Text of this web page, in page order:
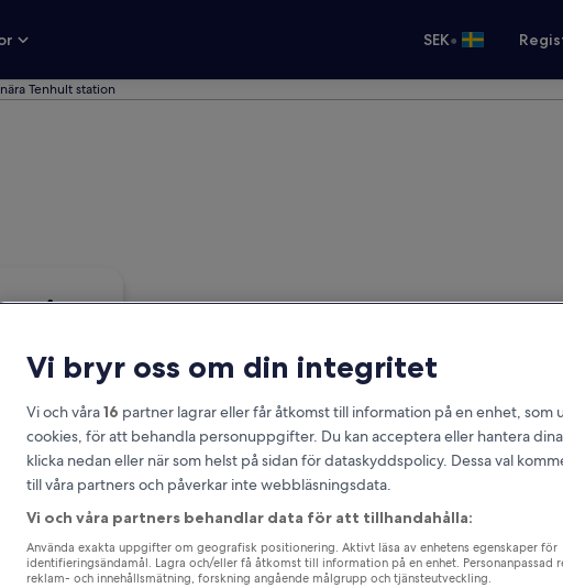
SEK•
Tenhult station
Vi bryr oss om din integritet
Vi och våra16 partner lagrar eller får åtkomst till information på en enhet, som
cookies, för att behandla personuppgifter. Du kan acceptera eller hantera
klicka nedan eller när som helst på sidan för dataskyddspolicy. Dessa val
till våra partners och påverkar inte webbläsningsdata.
Vi och våra partners behandlar data för att tillhandahålla:
Använda exakta uppgifter om geografisk positionering. Aktivt läsa av enhetens egenskaper för
identifieringsändamål. Lagra och/eller få åtkomst till information på en enhet. Personanpassad
reklam- och innehållsmätning, forskning angående målgrupp och tjänsteutveckling.